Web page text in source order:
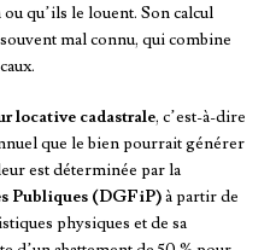
qu’ils le louent. Son calcul
mal connu, qui combine
locative cadastrale, c’est-à-dire
que le bien pourrait générer
est déterminée par la
Publiques (DGFiP)à partir de
physiques et de sa